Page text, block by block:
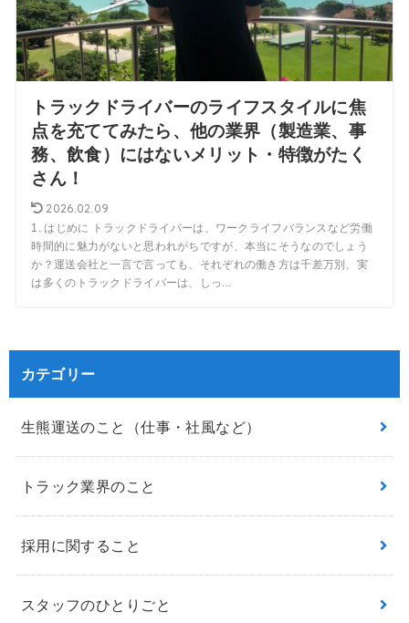
トラックドライバーのライフスタイルに焦
点を充ててみたら、他の業界（製造業、事
務、飲食）にはないメリット・特徴がたく
さん！
2026.02.09
1. はじめに トラックドライバーは、ワークライフバランスなど労働
時間的に魅力がないと思われがちですが、本当にそうなのでしょう
か？運送会社と一言で言っても、それぞれの働き方は千差万別、実
は多くのトラックドライバーは、しっ...
カテゴリー
生熊運送のこと（仕事・社風など）
トラック業界のこと
採用に関すること
スタッフのひとりごと